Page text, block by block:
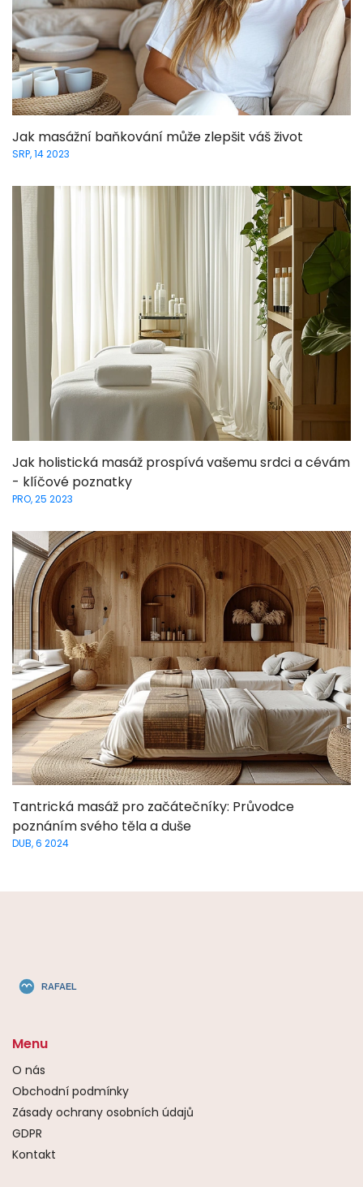
Jak masážní baňkování může zlepšit váš život
SRP, 14 2023
Jak holistická masáž prospívá vašemu srdci a cévám
- klíčové poznatky
PRO, 25 2023
Tantrická masáž pro začátečníky: Průvodce
poznáním svého těla a duše
DUB, 6 2024
Menu
O nás
Obchodní podmínky
Zásady ochrany osobních údajů
GDPR
Kontakt